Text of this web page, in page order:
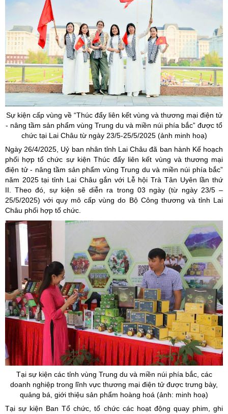
Sự kiện cấp vùng về “Thúcđẩy liên kết vùng và thương mại điện tử
- nâng tầm sản phẩm vùng Trung du và miền núi phía bắc” được tổ
chức tại Lai Châu từ ngày 23/5-25/5/2025 (ảnh minh hoạ)
Ngày 26/4/2025, Uỷ ban nhân tỉnh Lai Châu đã ban hành Kế hoạch
phối hợp tổ chức sự kiện Thúc đẩy liên kết vùng và thương mại
điện tử - nâng tầm sản phẩm vùng Trung du và miền núi phía bắc”
năm 2025 tại tỉnh Lai Châu gắn với Lễ hội Trà Tân Uyên lần thứ
II. Theo đó, sự kiện sẽ diễn ra trong 03 ngày (từ ngày 23/5 –
25/5/2025) với quy mô cấp vùng do Bộ Công thương và tỉnh Lai
Châu phối hợp tổ chức.
Tại sự kiện các tỉnh vùng Trung du và miền núi phía bắc, các
doanh nghiệp trong lĩnh vực thương mại điện tử được trưng bày,
quảng bá, giới thiệu sản phẩm hoàng hoá (ảnh: minh hoạ)
Tại sự kiện Ban Tổ chức, tổ chức các hoạt động quay phim, ghi